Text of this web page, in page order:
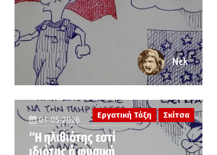
Νεk
01-05-2026
“Η ηλιθιότης εστί
ιδιότης ή φυσική
Εργατική Τάξη Σκίτσα